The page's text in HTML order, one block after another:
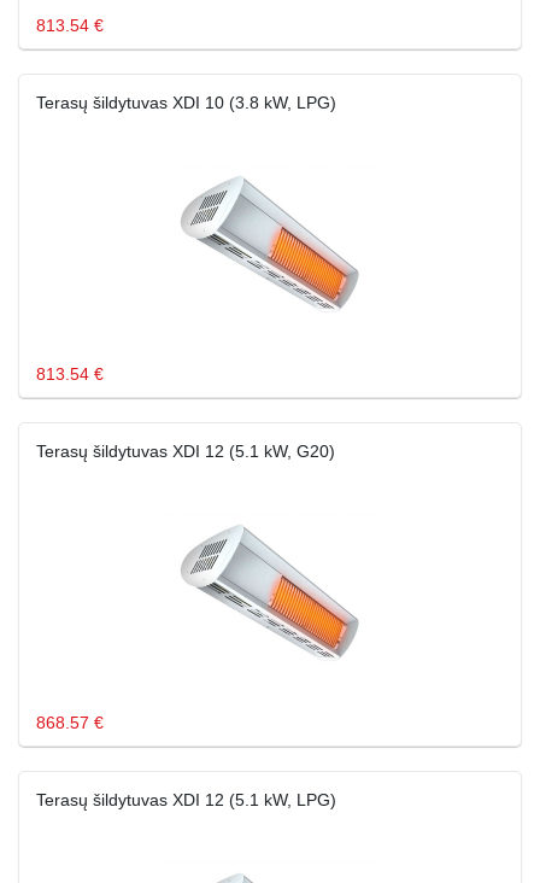
813.54 €
Terasų šildytuvas XDI 10 (3.8 kW, LPG)
813.54 €
Terasų šildytuvas XDI 12 (5.1 kW, G20)
868.57 €
Terasų šildytuvas XDI 12 (5.1 kW, LPG)